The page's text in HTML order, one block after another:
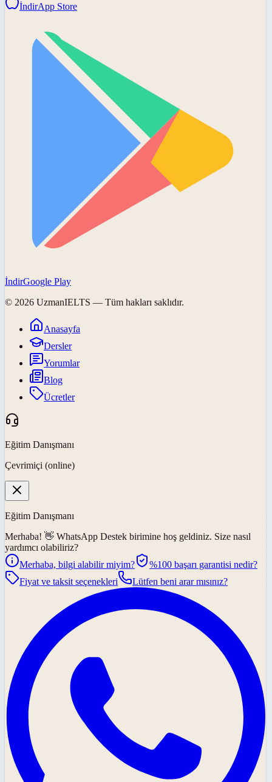
İndirApp Store
İndirGoogle Play
© 2026 UzmanIELTS — Tüm hakları saklıdır.
Anasayfa
Dersler
Yorumlar
Blog
Ücretler
Eğitim Danışmanı
Çevrimiçi (online)
Eğitim Danışmanı
Merhaba! 👋 WhatsApp Destek birimine hoş geldiniz. Size nasıl
yardımcı olabiliriz?
Merhaba, bilgi alabilir miyim?
%100 başarı garantisi nedir?
Fiyat ve taksit seçenekleri
Lütfen beni arar mısınız?